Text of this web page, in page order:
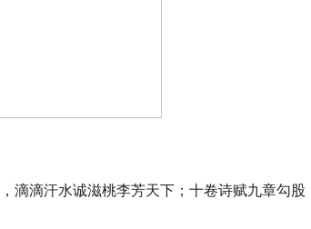
滴汗水诚滋桃李芳天下；十卷诗赋九章勾股